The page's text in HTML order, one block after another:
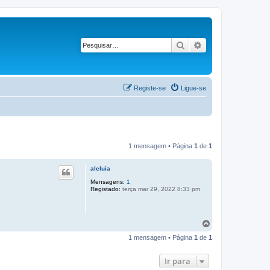
Pesquisar
Ligue-se
Registe-se
1 mensagem • Página 1 de 1
aleluia
Mensagens: 1
Registado: terça mar 29, 2022 8:33 pm
p
1 mensagem • Página 1 de 1
Ir para